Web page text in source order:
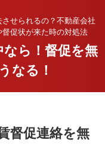
せられるの？不動産会社
促状が来た時の対処法
なら！督促を無
なる！
督促連絡を無